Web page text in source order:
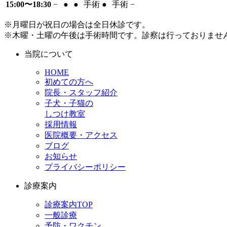
15:00〜18:30 − ● ● 手術 ● 手術 −
※月曜日が祝日の場合は全日休診です。
※木曜・土曜の午後は手術時間です。診察は行っておりませ
当院について
HOME
初めての方へ
院長・スタッフ紹介
子犬・子猫の
しつけ教室
採用情報
医院概要・アクセス
ブログ
お知らせ
プライバシーポリシー
診療案内
診療案内TOP
一般診療